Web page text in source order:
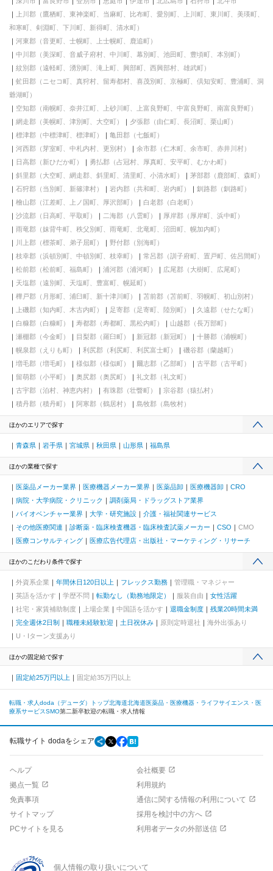
上川郡（鷹栖町、東神楽町、当麻町、比布町、愛別町、上川町、東川町、美瑛町、
和寒町、剣淵町、下川町、新得町、清水町）
河東郡（音更町、士幌町、上士幌町、鹿追町）
中川郡（美深町、音威子府村、中川町、幕別町、池田町、豊頃町、本別町）
紋別郡（遠軽町、湧別町、滝上町、興部町、西興部村、雄武町）
虻田郡（ニセコ町、真狩村、留寿都村、喜茂別町、京極町、倶知安町、豊浦町、洞
爺湖町）
空知郡（南幌町、奈井江町、上砂川町、上富良野町、中富良野町、南富良野町）
網走郡（美幌町、津別町、大空町）
夕張郡（由仁町、長沼町、栗山町）
標津郡（中標津町、標津町）
亀田郡（七飯町）
河西郡（芽室町、中札内村、更別村）
余市郡（仁木町、余市町、赤井川村）
日高郡（新ひだか町）
勇払郡（占冠村、厚真町、安平町、むかわ町）
斜里郡（大空町、網走郡、斜里町、清里町、小清水町）
茅部郡（鹿部町、森町）
石狩郡（当別町、新篠津村）
岩内郡（共和町、岩内町）
釧路郡（釧路町）
檜山郡（江差町、上ノ国町、厚沢部町）
白老郡（白老町）
沙流郡（日高町、平取町）
二海郡（八雲町）
厚岸郡（厚岸町、浜中町）
雨竜郡（妹背牛町、秩父別町、雨竜町、北竜町、沼田町、幌加内町）
川上郡（標茶町、弟子屈町）
野付郡（別海町）
枝幸郡（浜頓別町、中頓別町、枝幸町）
常呂郡（訓子府町、置戸町、佐呂間町）
松前郡（松前町、福島町）
浦河郡（浦河町）
広尾郡（大樹町、広尾町）
天塩郡（遠別町、天塩町、豊富町、幌延町）
樺戸郡（月形町、浦臼町、新十津川町）
苫前郡（苫前町、羽幌町、初山別村）
上磯郡（知内町、木古内町）
足寄郡（足寄町、陸別町）
久遠郡（せたな町）
白糠郡（白糠町）
寿都郡（寿都町、黒松内町）
山越郡（長万部町）
瀬棚郡（今金町）
目梨郡（羅臼町） 新冠郡（新冠町）
十勝郡（浦幌町）
幌泉郡（えりも町）
利尻郡（利尻町、利尻富士町）
磯谷郡（蘭越町）
増毛郡（増毛町）
様似郡（様似町） 爾志郡（乙部町）
古平郡（古平町）
留萌郡（小平町）
奥尻郡（奥尻町）
礼文郡（礼文町）
古宇郡（泊村、神恵内村）
有珠郡（壮瞥町）
宗谷郡（猿払村）
積丹郡（積丹町）
阿寒郡（鶴居村） 島牧郡（島牧村）
ほかのエリアで探す
青森県 岩手県 宮城県 秋田県 山形県 福島県
ほかの業種で探す
医薬品メーカー業界 医療機器メーカー業界 医薬品卸 医療機器卸
CRO
病院・大学病院・クリニック
調剤薬局・ドラッグストア業界
バイオベンチャー業界
大学・研究施設
介護・福祉関連サービス
その他医療関連
診断薬・臨床検査機器・臨床検査試薬メーカー CSO
CMO
医療コンサルティング
医療広告代理店・出版社・マーケティング・リサーチ
ほかのこだわり条件で探す
外資系企業 年間休日120日以上 フレックス勤務
管理職・マネジャー
英語を活かす
学歴不問 転勤なし（勤務地限定） 服装自由
女性活躍
社宅・家賃補助制度
上場企業 中国語を活かす 退職金制度
残業20時間未満
完全週休2日制
職種未経験歓迎 土日祝休み 原則定時退社
海外出張あり
U・Iターン支援あり
ほかの固定給で探す
固定給25万円以上 固定給35万円以上
転職・求人doda（デューダ）トップ北海道北海道医薬品・医療機器・ライフサイエンス・医
療系サービスSMO第二新卒歓迎の転職・求人情報
転職サイト dodaをシェア
ヘルプ
会社概要
拠点一覧
利用規約
免責事項
通信に関する情報の利用について
サイトマップ
採用を検討中の方へ
PCサイトを見る
利用者データの外部送信
個人情報の取り扱いについて